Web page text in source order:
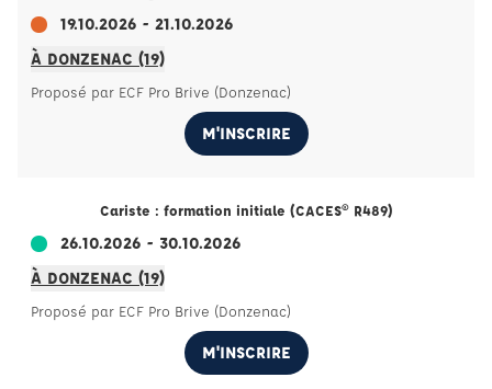
19.10.2026 - 21.10.2026
À DONZENAC (19)
Proposé par ECF Pro Brive (Donzenac)
M'INSCRIRE
Cariste : formation initiale (CACES® R489)
26.10.2026 - 30.10.2026
À DONZENAC (19)
Proposé par ECF Pro Brive (Donzenac)
M'INSCRIRE